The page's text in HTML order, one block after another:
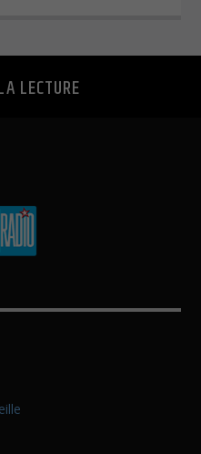
LECTURE